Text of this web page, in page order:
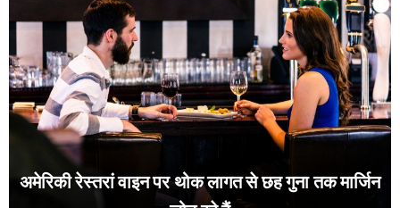
अमेरिकी रेस्तरां वाइन पर थोक लागत से छह गुना तक मार्जिन